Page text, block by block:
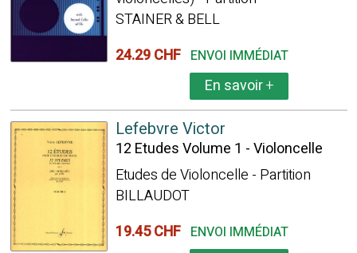
STAINER & BELL
24.29 CHF ENVOI IMMÉDIAT
En savoir+
Lefebvre Victor
12 Etudes Volume 1 - Violoncelle
Etudes de Violoncelle - Partition
BILLAUDOT
19.45 CHF ENVOI IMMÉDIAT